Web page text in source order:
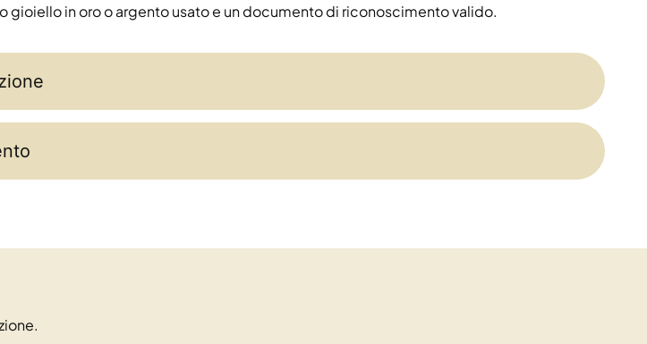
gioiello in oro o argento usato e un documento di riconoscimento valido.